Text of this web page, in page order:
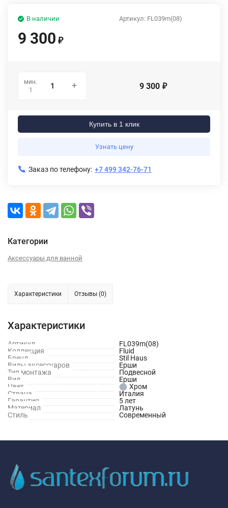
Артикул: FL039m(08)
В наличии
9 300 ₽
мин.
1
9 300 ₽
Купить в 1 клик
Узнать цену
Заказ по телефону: +7 499 342-76-71
Категории
Аксессуары для ванной
Характеристики Отзывы (0)
Характеристики
Артикул
FL039m(08)
Коллекция
Fluid
Бренд
Stil Haus
Виды аксессуаров
Ерши
Тип монтажа
Подвесной
Вид
Ерши
Цвет
Хром
Страна
Италия
Гарантия
5 лет
Материал
Латунь
Стиль
Современный